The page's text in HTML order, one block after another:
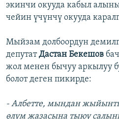
экинчи окууда кабыл
чейин үчүнчү окууда
Мыйзам долбоордун
депутатДастан Бекешов
жол менен бычуу аркылуу
болот деген пикирде:
- Албетте, мындан
өлүм жазасына тыюу